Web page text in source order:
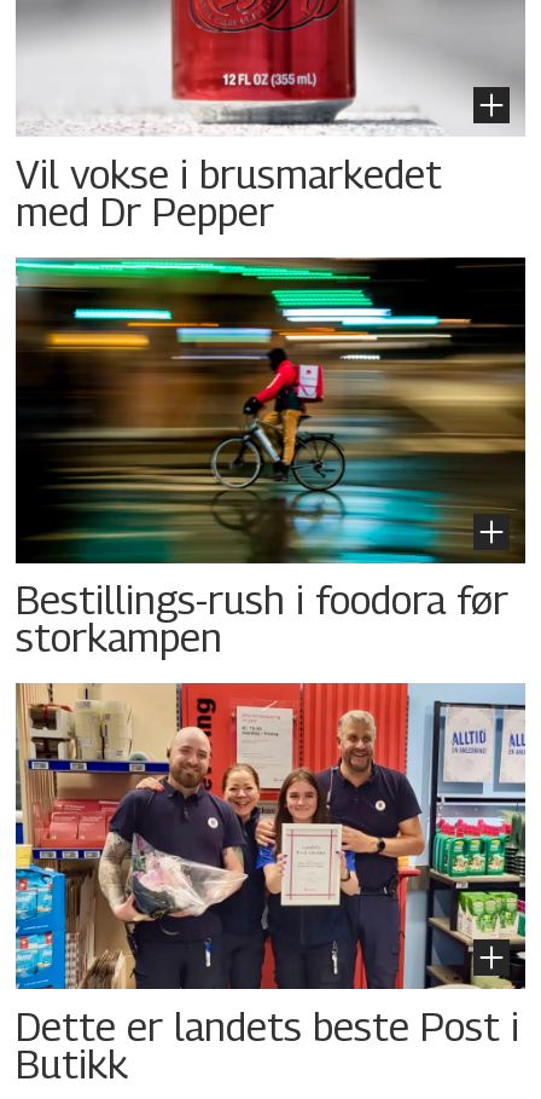
Vil vokse i brusmarkedet
med Dr Pepper
Bestillings-rush i foodora før
storkampen
Dette er landets beste Post i
Butikk